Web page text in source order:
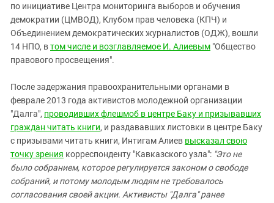
по инициативе Центра мониторинга выборов и обучения
демократии (ЦМВОД), Клубом прав человека (КПЧ) и
Объединением демократических журналистов (ОДЖ), вошли
14 НПО, втом числе и возглавляемое И. Алиевым "Общество
правового просвещения".
После задержания правоохранительными органами в
феврале 2013 года активистов молодежной организации
"Далга", проводивших флешмоб в центре Баку и призывавших
граждан читать книги, и раздававших листовки в центре Баку
с призывами читать книги, Интигам Алиев высказал свою
точку зрения корреспонденту "Кавказского узла": "Это не
было собранием, которое регулируется законом о свободе
собраний, и потому молодым людям не требовалось
согласования своей акции. Активисты "Далга" ранее